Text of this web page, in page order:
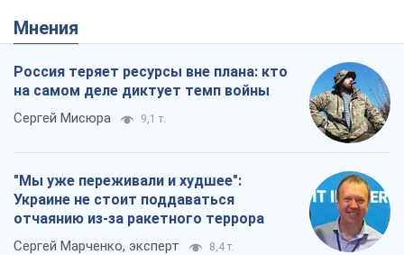
Мнения
Россия теряет ресурсы вне плана: кто
на самом деле диктует темп войны
Сергей Мисюра 9,1 т.
"Мы уже переживали и худшее":
Украине не стоит поддаваться
отчаянию из-за ракетного террора
Сергей Марченко, эксперт 8,4 т.